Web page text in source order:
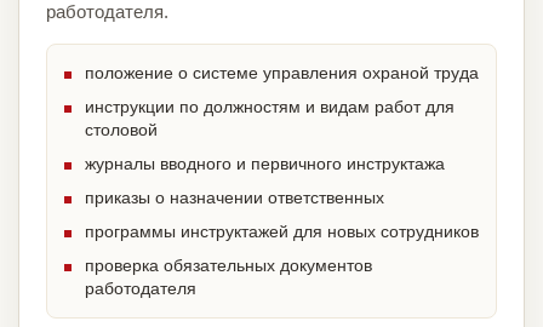
работодателя.
положение о системе управления охраной труда
инструкции по должностям и видам работ для
столовой
журналы вводного и первичного инструктажа
приказы о назначении ответственных
программы инструктажей для новых сотрудников
проверка обязательных документов
работодателя